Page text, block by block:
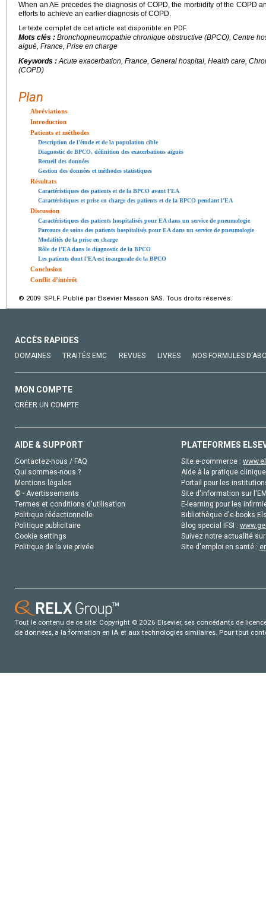
When an AE precedes the diagnosis of COPD, the morbidity of the COPD
efforts to achieve an earlier diagnosis of COPD.
Le texte complet de cet article est disponible en PDF.
Mots clés : Bronchopneumopathie chronique obstructive (BPCO), Centre
aiguë, France, Prise en charge
Keywords :Acute exacerbation, France, General hospital, Health care,
(COPD)
Plan
Abréviations
Introduction
Patients et méthodes
Description de l’étude et de la population cible
Diagnostic de BPCO, définition des exacerbations aiguës
Recueil des données
Gestion des données et méthodes statistiques
Résultats
Caractéristiques des patients et de la BPCO avant l’EA
Caractéristiques et prise en charge des patients et de la BPCO pendant l’EA
Discussion
Caractéristiques des patients hospitalisés pour EA dans un service de pneumologie
Parcours de soins des patients hospitalisés pour EA dans un service de pneumologie
Modalités de la prise en charge
Rôle de l’EA dans le diagnostic de la BPCO
Les patients dont l’EA est inaugurale de la BPCO
Conclusion
Conflit d’intérêt
© 2009 SPLF. Publié par Elsevier Masson SAS. Tous droits réservés.
ACCÈS RAPIDES
DOMAINES TRAITÉS EMC REVUES LIVRES NOS FORMULES
MON COMPTE
CRÉER UN COMPTE
AIDE & SUPPORT
Contactez-nous / FAQ
Qui sommes-nous ?
Mentions légales
© - Avertissements
Termes et conditions d'utilisation
Politique rédactionnelle
Politique publicitaire
Cookie settings
Politique de la vie privée
PLATEFORMES
Site e-commerce :
Aide à la pratique
Portail pour les
Site d'information sur
E-learning pour les
Bibliothèque d'e-books
Blog special IFSI :
Suivez notre actualité
Site d'emploi en santé :
Tout le contenu de ce site: Copyright © 2026 Elsevier, ses concédants de
de données, a la formation en IA et aux technologies similaires. Pour tout